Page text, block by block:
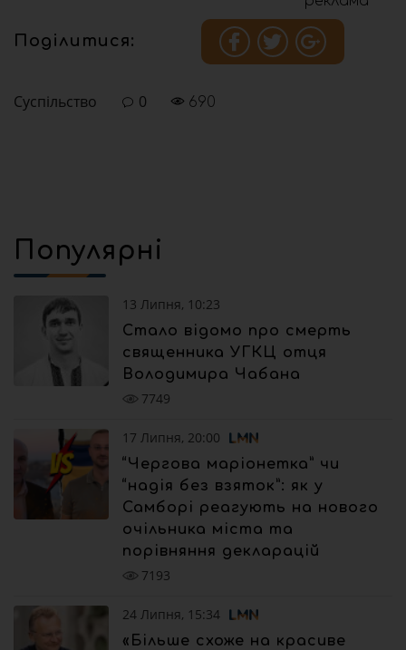
Поділитися:
Суспільство 0 690
Популярні
13 Липня, 10:23
Стало відомо про смерть
священника УГКЦ отця
Володимира Чабана
7749
17 Липня, 20:00
“Чергова маріонетка” чи
“надія без взяток”: як у
Самборі реагують на нового
очільника міста та
порівняння декларацій
7193
24 Липня, 15:34
«Більше схоже на красиве